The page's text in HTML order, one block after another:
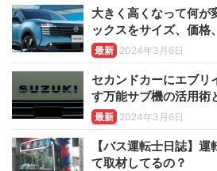
大きく高くなって何
ックスをサイズ、価格
最新 2024年3月6日
セカンドカーにエブ
す万能サブ機の活用術
最新 2024年3月6日
【バス運転士日誌】
て取材してるの？